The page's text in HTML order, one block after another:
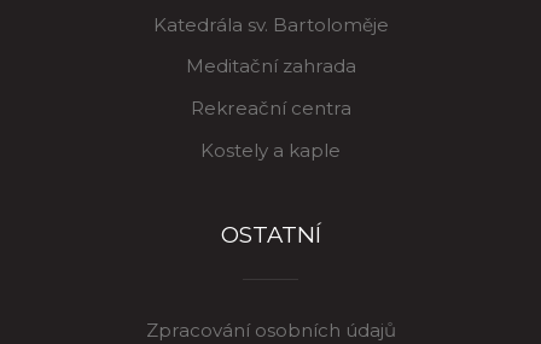
Katedrála sv. Bartoloměje
Meditační zahrada
Rekreační centra
Kostely a kaple
OSTATNÍ
Zpracování osobních údajů